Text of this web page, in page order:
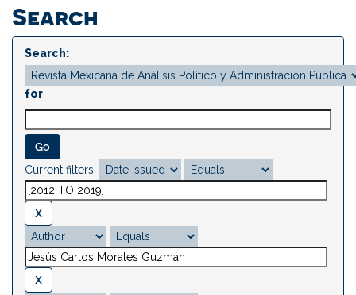
Search
Search:
for
Current filters: